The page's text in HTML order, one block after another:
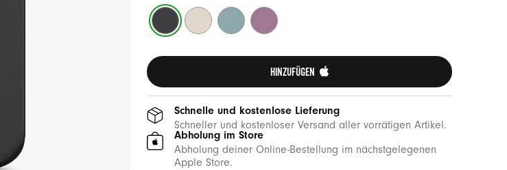
Nachtschwarz
FelsbeigePazifikblauAbendlila
HINZUFÜGEN
Schnelle und kostenlose Lieferung
Schneller und kostenloser Versand aller vorrätigen Artikel.
Abholung im Store
Abholung deiner Online-Bestellung im nächstgelegenen
Apple Store.